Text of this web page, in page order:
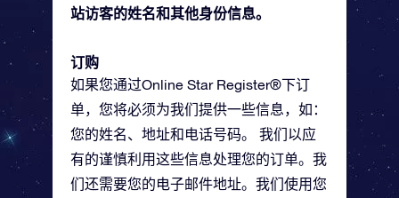
站访客的姓名和其他身份信息。
订购
如果您通过Online Star Register®下订
单，您将必须为我们提供一些信息，如：
您的姓名、地址和电话号码。 我们以应
有的谨慎利用这些信息处理您的订单。我
们还需要您的电子邮件地址。我们使用您